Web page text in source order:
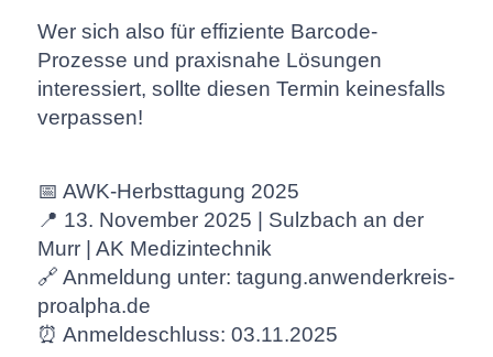
Wer sich also für effiziente Barcode-
Prozesse und praxisnahe Lösungen
interessiert, sollte diesen Termin keinesfalls
verpassen!
📅 AWK-Herbsttagung 2025
📍 13. November 2025 | Sulzbach an der
Murr | AK Medizintechnik
🔗 Anmeldung unter: tagung.anwenderkreis-
proalpha.de
⏰ Anmeldeschluss: 03.11.2025